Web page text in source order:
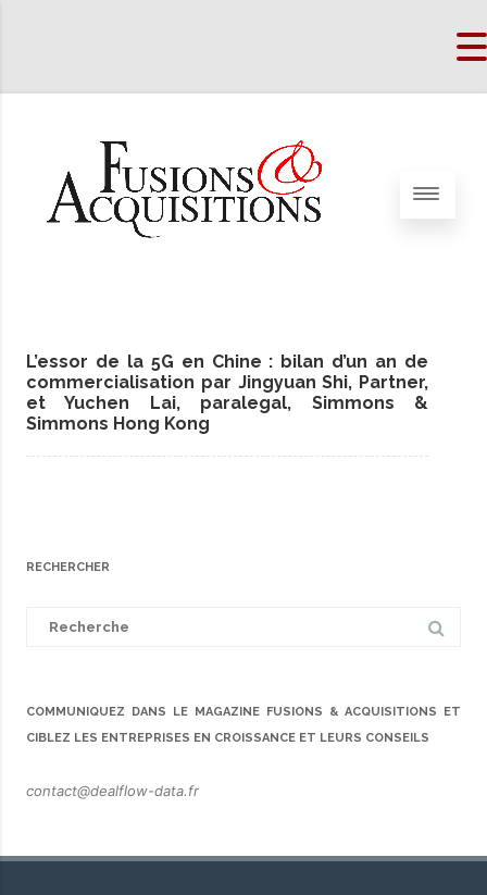
L’essor de la 5G en Chine : bilan d’un an de
commercialisation par Jingyuan Shi, Partner,
et Yuchen Lai, paralegal, Simmons &
Simmons Hong Kong
RECHERCHER
COMMUNIQUEZ DANS LE MAGAZINE FUSIONS & ACQUISITIONS ET
CIBLEZ LES ENTREPRISES EN CROISSANCE ET LEURS CONSEILS
contact@dealflow-data.fr